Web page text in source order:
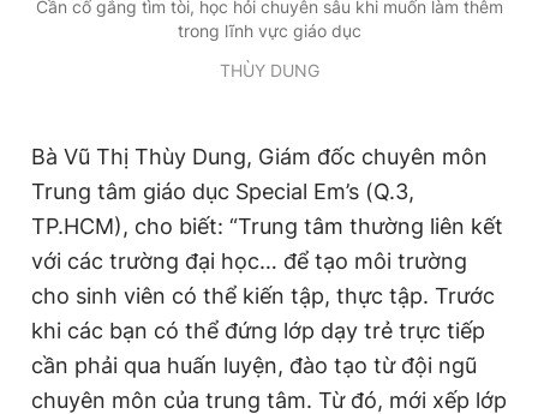
Cần cố gắng tìm tòi, học hỏi chuyên sâu khi muốn làm thêm
trong lĩnh vực giáo dục
THÙY DUNG
Bà Vũ Thị Thùy Dung, Giám đốc chuyên môn
Trung tâm giáo dục Special Em’s (Q.3,
TP.HCM), cho biết: “Trung tâm thường liên kết
với các trường đại học… để tạo môi trường
cho sinh viên có thể kiến tập, thực tập. Trước
khi các bạn có thể đứng lớp dạy trẻ trực tiếp
cần phải qua huấn luyện, đào tạo từ đội ngũ
chuyên môn của trung tâm. Từ đó, mới xếp lớp